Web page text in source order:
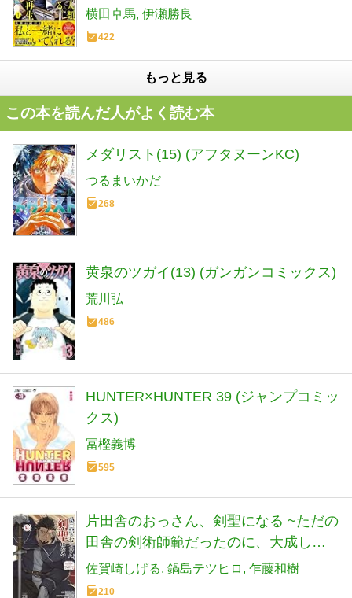
ース)
横田卓馬 伊瀬勝良
422
もっと見る
この本を読んだ人がよく読む本
メダリスト(15) (アフタヌーンKC)
つるまいかだ
268
黄泉のツガイ(13) (ガンガンコミックス)
荒川弘
486
HUNTER×HUNTER 39 (ジャンプコミッ
クス)
冨樫義博
595
片田舎のおっさん、剣聖になる ~ただの
田舎の剣術師範だったのに、大成した
弟子たちが俺を放ってくれない件~ 9 (9)
(ヤングチャンピオンコミックス)
佐賀崎しげる 鍋島テツヒロ 乍藤和樹
210